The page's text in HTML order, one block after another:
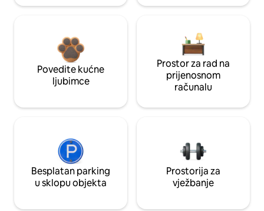
Povedite kućne
ljubimce
Prostor za rad na
prijenosnom
računalu
Besplatan parking
u sklopu objekta
Prostorija za
vježbanje